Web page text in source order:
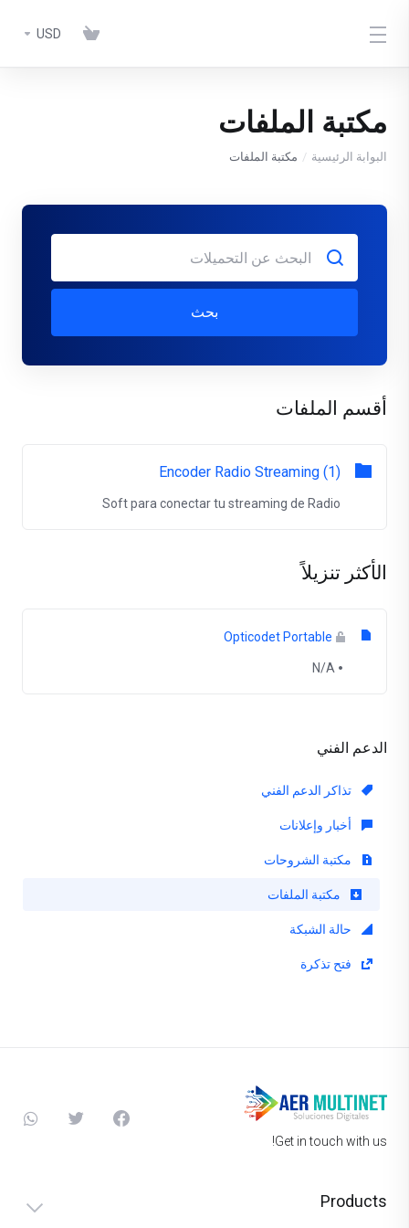
USD
مكتبة الملفات
البوابة الرئيسية مكتبة الملفات
الدعم الفني
تذاكر الدعم الفني
أخبار وإعلانات
مكتبة الشروحات
مكتبة الملفات
حالة الشبكة
فتح تذكرة
بحث
أقسم الملفات
Encoder Radio Streaming (1)
Soft para conectar tu streaming de Radio
الأكثر تنزيلاً
Opticodet Portable
N/A
Get in touch with us!
Products